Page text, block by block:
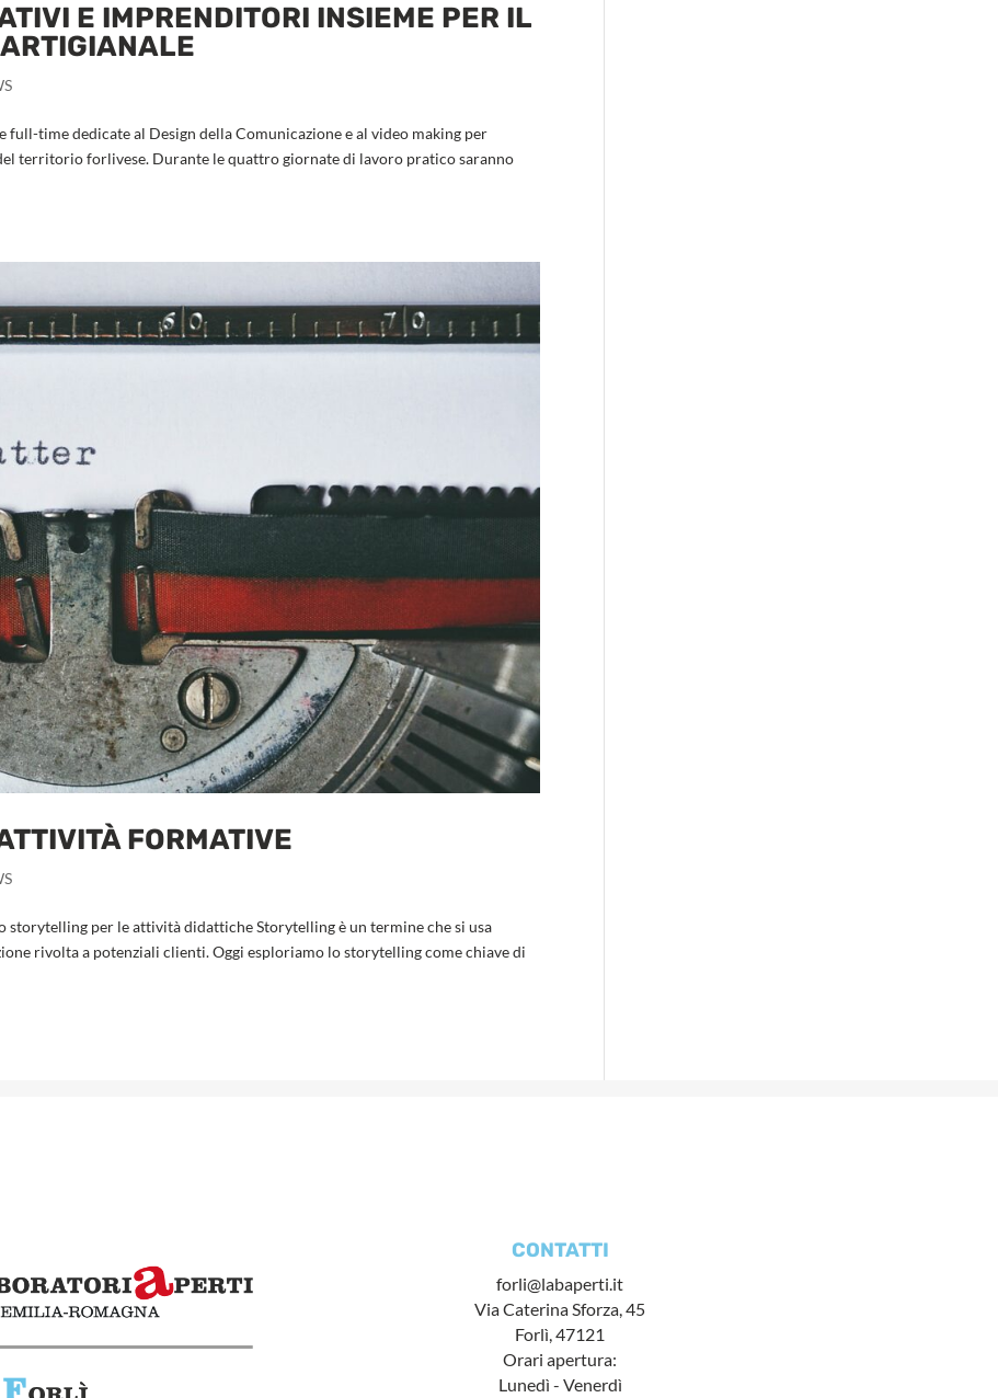
E IMPRENDITORI INSIEME PER IL
time dedicate al Design della Comunicazione e al video making per
territorio forlivese. Durante le quattro giornate di lavoro pratico saranno
FORMATIVE
per le attività didattiche Storytelling è un termine che si usa
rivolta a potenziali clienti. Oggi esploriamo lo storytelling come chiave di
CONTATTI
forli@labaperti.it
Via Caterina Sforza, 45
Forlì, 47121
Orari apertura:
Lunedì - Venerdì